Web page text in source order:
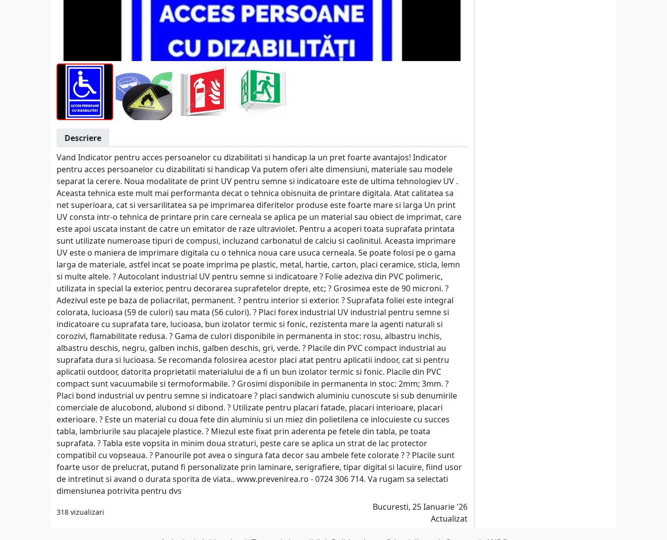
Descriere
Vand Indicator pentru acces persoanelor cu dizabilitati si handicap la un pret foarte avantajos! Indicator
pentru acces persoanelor cu dizabilitati si handicap Va putem oferi alte dimensiuni, materiale sau modele
separat la cerere. Noua modalitate de print UV pentru semne si indicatoare este de ultima tehnologiev UV .
Aceasta tehnica este mult mai performanta decat o tehnica obisnuita de printare digitala. Atat calitatea sa
net superioara, cat si versarilitatea sa pe imprimarea diferitelor produse este foarte mare si larga Un print
UV consta intr-o tehnica de printare prin care cerneala se aplica pe un material sau obiect de imprimat, care
este apoi uscata instant de catre un emitator de raze ultraviolet. Pentru a acoperi toata suprafata printata
sunt utilizate numeroase tipuri de compusi, incluzand carbonatul de calciu si caolinitul. Aceasta imprimare
UV este o maniera de imprimare digitala cu o tehnica noua care usuca cerneala. Se poate folosi pe o gama
larga de materiale, astfel incat se poate imprima pe plastic, metal, hartie, carton, placi ceramice, sticla, lemn
si multe altele. ? Autocolant industrial UV pentru semne si indicatoare ? Folie adeziva din PVC polimeric,
utilizata in special la exterior, pentru decorarea suprafetelor drepte, etc; ? Grosimea este de 90 microni. ?
Adezivul este pe baza de poliacrilat, permanent. ? pentru interior si exterior. ? Suprafata foliei este integral
colorata, lucioasa (59 de culori) sau mata (56 culori). ? Placi forex industrial UV industrial pentru semne si
indicatoare cu suprafata tare, lucioasa, bun izolator termic si fonic, rezistenta mare la agenti naturali si
corozivi, flamabilitate redusa. ? Gama de culori disponibile in permanenta in stoc: rosu, albastru inchis,
albastru deschis, negru, galben inchis, galben deschis, gri, verde. ? Placile din PVC compact industrial au
suprafata dura si lucioasa. Se recomanda folosirea acestor placi atat pentru aplicatii indoor, cat si pentru
aplicatii outdoor, datorita proprietatii materialului de a fi un bun izolator termic si fonic. Placile din PVC
compact sunt vacuumabile si termoformabile. ? Grosimi disponibile in permanenta in stoc: 2mm; 3mm. ?
Placi bond industrial uv pentru semne si indicatoare ? placi sandwich aluminiu cunoscute si sub denumirile
comerciale de alucobond, alubond si dibond. ? Utilizate pentru placari fatade, placari interioare, placari
exterioare. ? Este un material cu doua fete din aluminiu si un miez din polietilena ce inlocuieste cu succes
tabla, lambriurile sau placajele plastice. ? Miezul este fixat prin aderenta pe fetele din tabla, pe toata
suprafata. ? Tabla este vopsita in minim doua straturi, peste care se aplica un strat de lac protector
compatibil cu vopseaua. ? Panourile pot avea o singura fata decor sau ambele fete colorate ? ? Placile sunt
foarte usor de prelucrat, putand fi personalizate prin laminare, serigrafiere, tipar digital si lacuire, fiind usor
de intretinut si avand o durata sporita de viata.. www.prevenirea.ro - 0724 306 714. Va rugam sa selectati
dimensiunea potrivita pentru dvs
318 vizualizari
Bucuresti, 25 Ianuarie '26
Actualizat